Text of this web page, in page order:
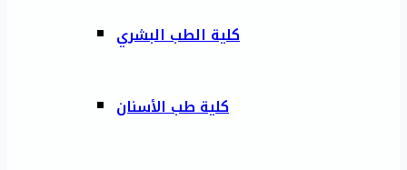
كلية الطب البشري
كلية طب الأسنان